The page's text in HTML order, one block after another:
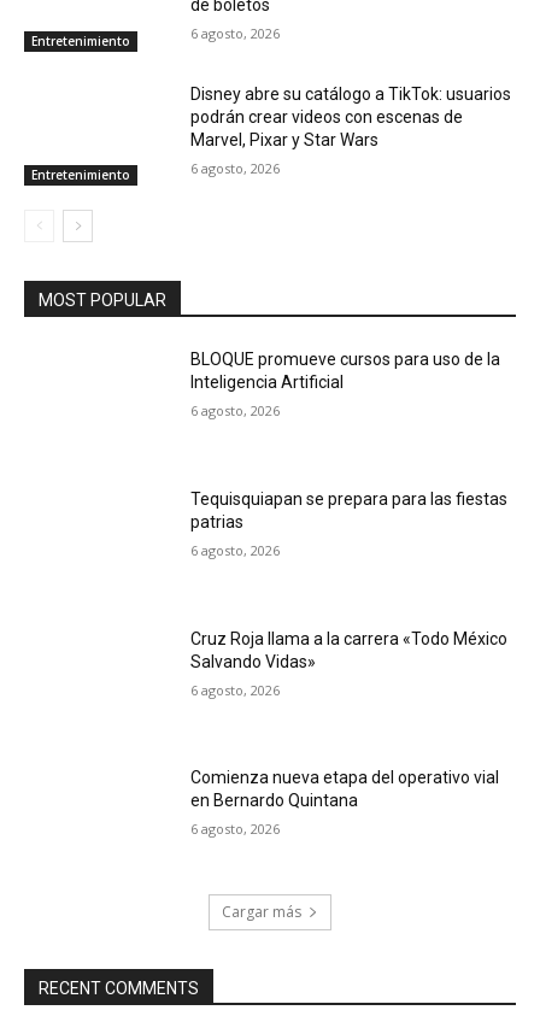
Entretenimiento
de boletos
6 agosto, 2026
Entretenimiento
Disney abre su catálogo a TikTok: usuarios
podrán crear videos con escenas de
Marvel, Pixar y Star Wars
6 agosto, 2026
MOST POPULAR
BLOQUE promueve cursos para uso de la
Inteligencia Artificial
6 agosto, 2026
Tequisquiapan se prepara para las fiestas
patrias
6 agosto, 2026
Cruz Roja llama a la carrera «Todo México
Salvando Vidas»
6 agosto, 2026
Comienza nueva etapa del operativo vial
en Bernardo Quintana
6 agosto, 2026
Cargar más
RECENT COMMENTS